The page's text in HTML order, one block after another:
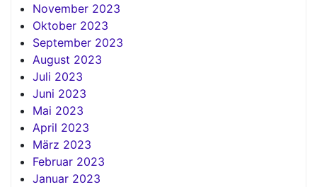
November 2023
Oktober 2023
September 2023
August 2023
Juli 2023
Juni 2023
Mai 2023
April 2023
März 2023
Februar 2023
Januar 2023